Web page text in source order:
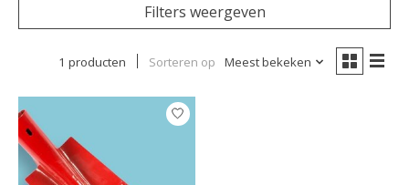
Filters weergeven
1 producten Sorteren op Meest bekeken